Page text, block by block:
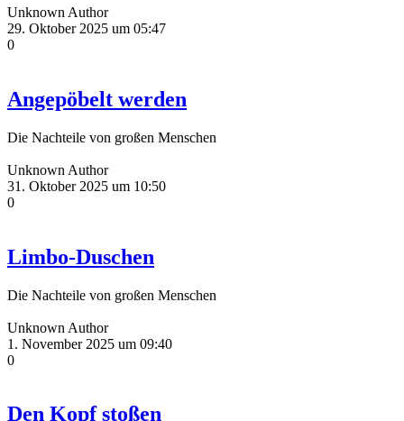
Unknown Author
29. Oktober 2025 um 05:47
0
Angepöbelt werden
Die Nachteile von großen Menschen
Unknown Author
31. Oktober 2025 um 10:50
0
Limbo-Duschen
Die Nachteile von großen Menschen
Unknown Author
1. November 2025 um 09:40
0
Den Kopf stoßen